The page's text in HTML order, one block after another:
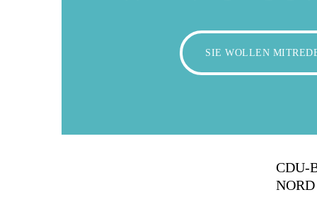
SIE WOLLEN
CDU-
NORD